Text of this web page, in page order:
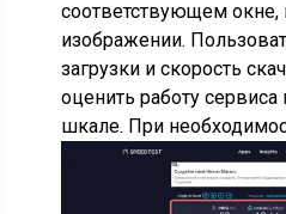
соответствующем окне,
изображении.
загрузки и скорость
оценить работу сервиса
шкале. При